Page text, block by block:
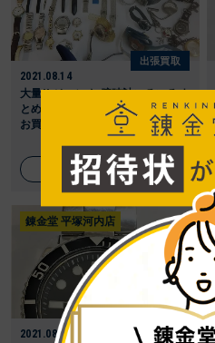
出張買取
2021.08.14
大量!! ジャンク 腕時計いろいろま
とめて 総重量約2,100g 現状品の
お買取をさ ...
詳しく見る
錬金堂 平塚河内店
2021.08.11